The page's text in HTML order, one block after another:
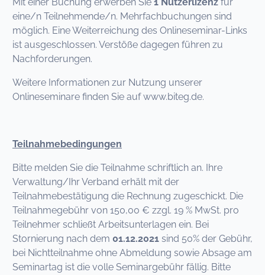
eine/n Teilnehmende/n. Mehrfachbuchungen sind
möglich. Eine Weiterreichung des Onlineseminar-Links
ist ausgeschlossen. Verstöße dagegen führen zu
Nachforderungen.
Weitere Informationen zur Nutzung unserer
Onlineseminare finden Sie auf www.biteg.de.
Teilnahmebedingungen
Bitte melden Sie die Teilnahme schriftlich an. Ihre
Verwaltung/Ihr Verband erhält mit der
Teilnahmebestätigung die Rechnung zugeschickt. Die
Teilnahmegebühr von 150,00 € zzgl. 19 % MwSt. pro
Teilnehmer schließt Arbeitsunterlagen ein. Bei
Stornierung nach dem 01.12.2021 sind 50% der Gebühr,
bei Nichtteilnahme ohne Abmeldung sowie Absage am
Seminartag ist die volle Seminargebühr fällig. Bitte